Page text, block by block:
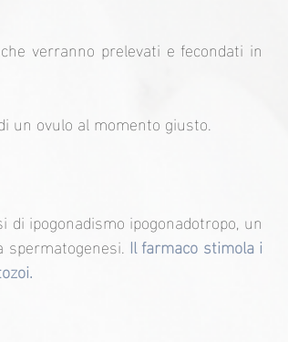
verranno prelevati e fecondati in
un ovulo al momento giusto.
ipogonadismo ipogonadotropo, un
Il farmaco stimola i